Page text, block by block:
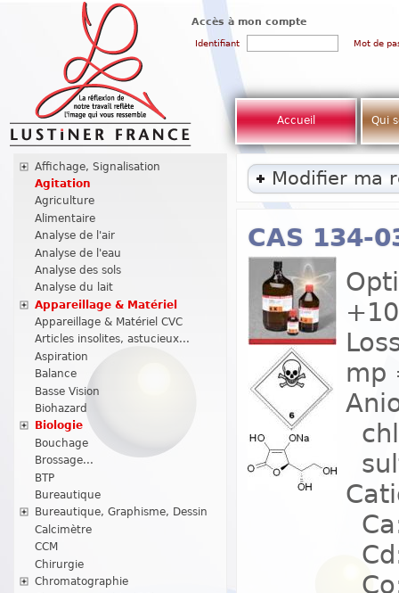
Accès à mon compte
Identifiant Mot de
Accueil Qui
Affichage, Signalisation
Agitation
Agriculture
Alimentaire
Analyse de l'air
Analyse de l'eau
Analyse des sols
Analyse du lait
Appareillage & Matériel
Appareillage & Matériel CVC
Articles insolites, astucieux...
Aspiration
Balance
Basse Vision
Biohazard
Biologie
Bouchage
Brossage...
BTP
Bureautique
Bureautique, Graphisme, Dessin
Calcimètre
CCM
Chirurgie
Chromatographie
Modifier ma
CAS 134-
mp